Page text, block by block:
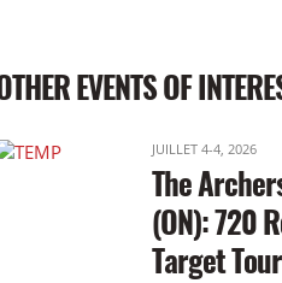
EVENTS OF
JUILLET 4-4, 2026
The
(ON): 720
Target